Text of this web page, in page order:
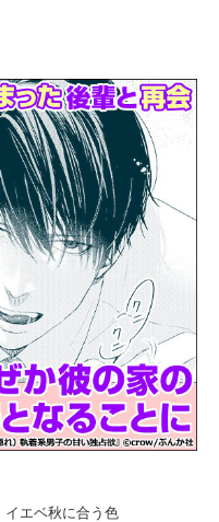
イエベ秋に合う色